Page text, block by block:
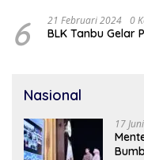
6 21 Februari 2024 0
BLK Tanbu Gelar
Nasional
17